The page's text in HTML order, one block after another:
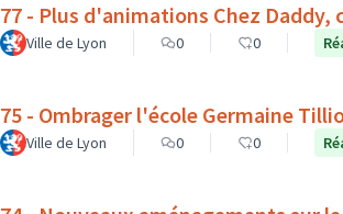
77 - Plus d'animations Chez
Ville de Lyon 0 0
75 - Ombrager l'école Germaine
Ville de Lyon 0 0